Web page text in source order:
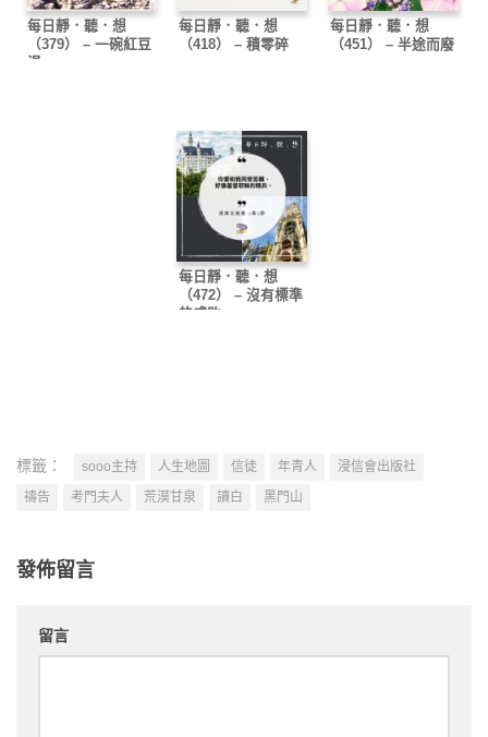
每日靜．聽．想
（379） – 一碗紅豆
湯
每日靜．聽．想
（418） – 積零碎
每日靜．聽．想
（451） – 半途而廢
每日靜．聽．想
（472） – 沒有標準
的成敗
標籤： sooo主持 人生地圖 信徒 年青人
浸信會出版社
禱告
考門夫人 荒漠甘泉 讀白 黑門山
發佈留言
留言